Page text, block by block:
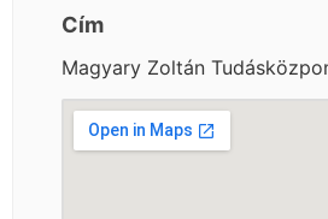
Cím
Magyary Zoltán